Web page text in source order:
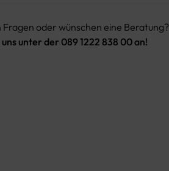
Fragen oder wünschen eine Beratung?
unter der 089 1222 838 00 an!